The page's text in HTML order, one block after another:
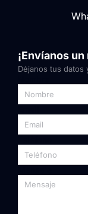
¡Envíanos
Déjanos tus datos